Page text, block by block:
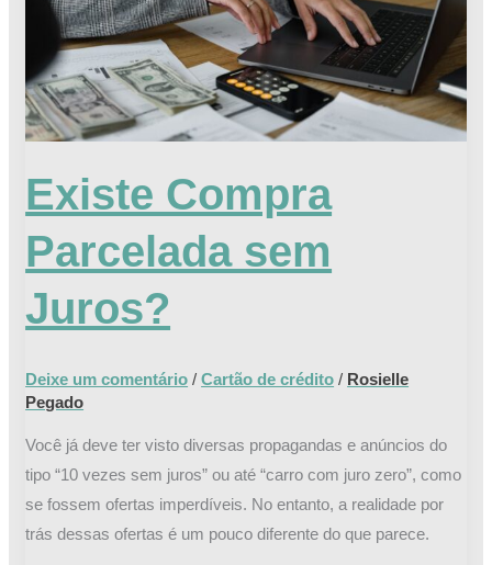
Existe Compra
Parcelada sem
Juros?
Deixe um comentário /Cartão de crédito / Rosielle
Pegado
Você já deve ter visto diversas propagandas e anúncios do
tipo “10 vezes sem juros” ou até “carro com juro zero”, como
se fossem ofertas imperdíveis. No entanto, a realidade por
trás dessas ofertas é um pouco diferente do que parece.